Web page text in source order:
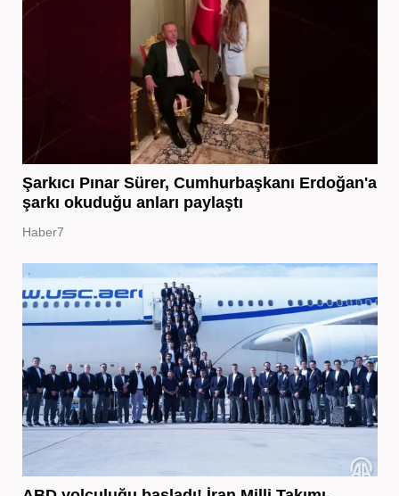
Şarkıcı Pınar Sürer, Cumhurbaşkanı Erdoğan'a
şarkı okuduğu anları paylaştı
Haber7